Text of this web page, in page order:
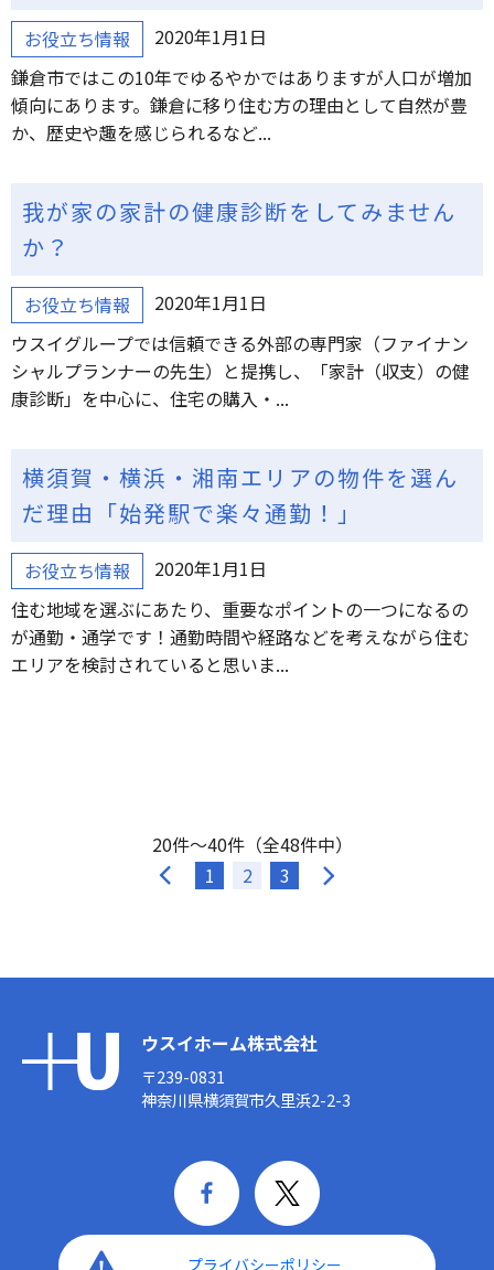
お役立ち情報
2020年1月1日
鎌倉市ではこの10年でゆるやかではありますが人口が増加
傾向にあります。鎌倉に移り住む方の理由として自然が豊
か、歴史や趣を感じられるなど...
我が家の家計の健康診断をしてみません
か？
お役立ち情報
2020年1月1日
ウスイグループでは信頼できる外部の専門家（ファイナン
シャルプランナーの先生）と提携し、「家計（収支）の健
康診断」を中心に、住宅の購入・...
横須賀・横浜・湘南エリアの物件を選ん
だ理由「始発駅で楽々通勤！」
お役立ち情報
2020年1月1日
住む地域を選ぶにあたり、重要なポイントの一つになるの
が通勤・通学です！通勤時間や経路などを考えながら住む
エリアを検討されていると思いま...
20件～40件（全48件中）
1
2 3
ウスイホーム株式会社
〒239-0831
神奈川県横須賀市久里浜2-2-3
プライバシーポリシー